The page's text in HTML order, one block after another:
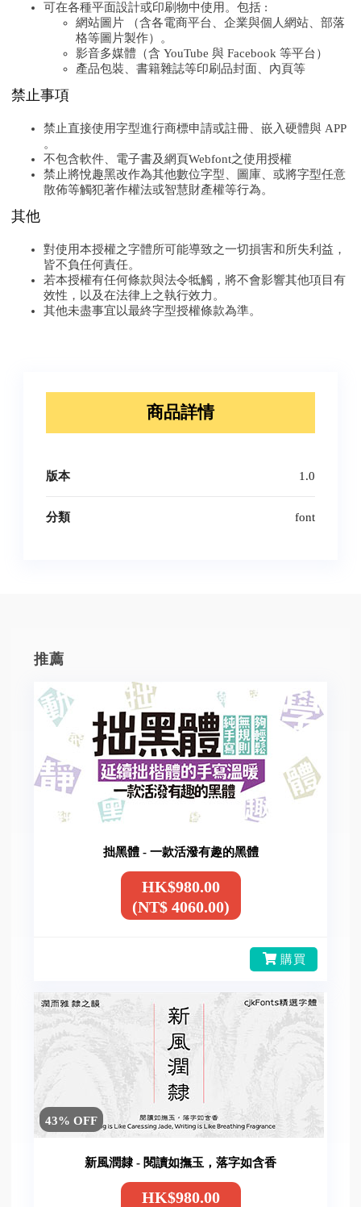
可在各種平面設計或印刷物中使用。包括 :
網站圖片 （含各電商平台、企業與個人網站、部落
格等圖片製作）。
影音多媒體（含 YouTube 與 Facebook 等平台）
產品包裝、書籍雜誌等印刷品封面、內頁等
禁止事項
禁止直接使用字型進行商標申請或註冊、嵌入硬體與 APP
。
不包含軟件、電子書及網頁Webfont之使用授權
禁止將悅趣黑改作為其他數位字型、圖庫、或將字型任意
散佈等觸犯著作權法或智慧財產權等行為。
其他
對使用本授權之字體所可能導致之一切損害和所失利益，
皆不負任何責任。
若本授權有任何條款與法令牴觸，將不會影響其他項目有
效性，以及在法律上之執行效力。
其他未盡事宜以最終字型授權條款為準。
商品詳情
版本 1.0
分類 font
推薦
拙黑體 - 一款活潑有趣的黑體
HK$980.00
(NT$ 4060.00)
購買
43% OFF
新風潤隸 - 閱讀如撫玉，落字如含香
HK$980.00